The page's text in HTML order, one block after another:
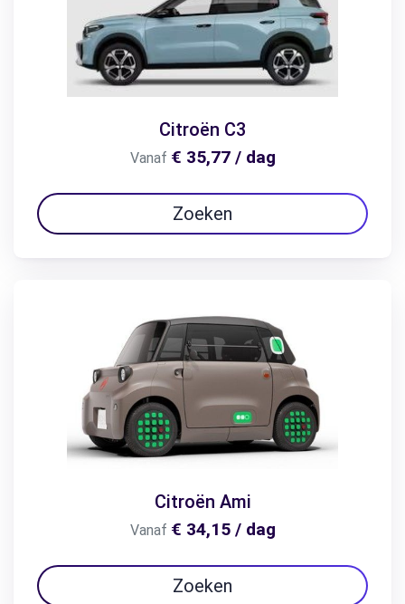
Citroën C3
Vanaf € 35,77 / dag
Zoeken
Citroën Ami
Vanaf € 34,15 / dag
Zoeken